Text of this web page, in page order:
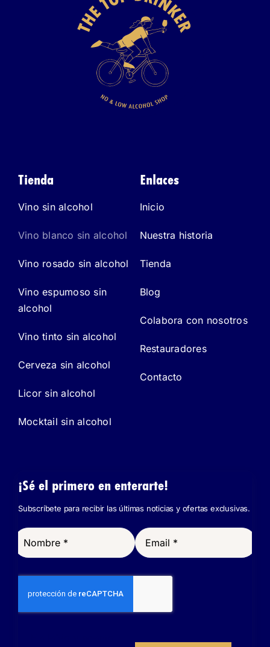
Tienda
Vino sin alcohol
Vino blanco sin alcohol
Vino rosado sin alcohol
Vino espumoso sin
alcohol
Vino tinto sin alcohol
Cerveza sin alcohol
Licor sin alcohol
Mocktail sin alcohol
Enlaces
Inicio
Nuestra historia
Tienda
Blog
Colabora con nosotros
Restauradores
Contacto
¡Sé el primero en enterarte!
Subscríbete para recibir las últimas noticias y ofertas exclusivas.